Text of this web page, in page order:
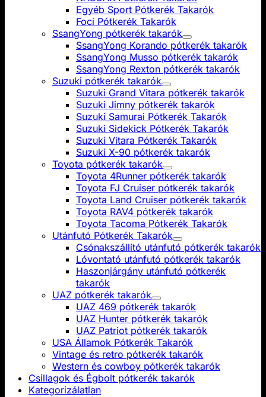
Egyéb Sport Pótkerék Takarók
Foci Pótkerék Takarók
SsangYong pótkerék takarók
SsangYong Korando pótkerék takarók
SsangYong Musso pótkerék takarók
SsangYong Rexton pótkerék takarók
Suzuki pótkerék takarók
Suzuki Grand Vitara pótkerék takarók
Suzuki Jimny pótkerék takarók
Suzuki Samurai Pótkerék Takarók
Suzuki Sidekick Pótkerék Takarók
Suzuki Vitara Pótkerék Takarók
Suzuki X-90 pótkerék takarók
Toyota pótkerék takarók
Toyota 4Runner pótkerék takarók
Toyota FJ Cruiser pótkerék takarók
Toyota Land Cruiser pótkerék takarók
Toyota RAV4 pótkerék takarók
Toyota Tacoma Pótkerék Takarók
Utánfutó Pótkerék Takarók
Csónakszállító utánfutó pótkerék takarók
Lóvontató utánfutó pótkerék takarók
Haszonjárgány utánfutó pótkerék
takarók
UAZ pótkerék takarók
UAZ 469 pótkerék takarók
UAZ Hunter pótkerék takarók
UAZ Patriot pótkerék takarók
USA Államok Pótkerék Takarók
Vintage és retro pótkerék takarók
Western és cowboy pótkerék takarók
Csillagok és Égbolt pótkerék takarók
Kategorizálatlan